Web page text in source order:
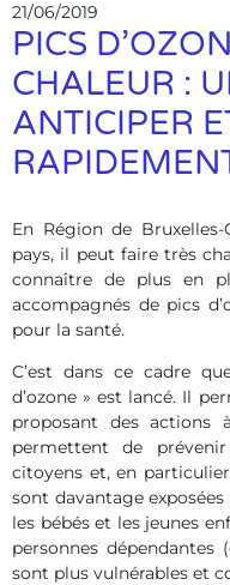
21/06/2019
PICS
CHALEUR :
ANTICIPER
En Région de
pays, il peut faire très
connaître de plus en
accompagnés de pics
pour la santé.
C’est dans ce cadre
d’ozone » est lancé. Il
proposant des actions
permettent de
citoyens et, en
sont davantage exposées
les bébés et les jeunes
personnes dépendantes
sont plus vulnérables et